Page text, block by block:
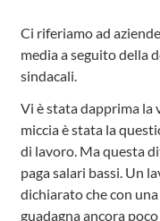
Ci riferiamo ad
media a seguito della
sindacali.
Vi è stata dapprima la
miccia è stata la
di lavoro. Ma questa
paga salari bassi. Un
dichiarato che con
guadagna ancora